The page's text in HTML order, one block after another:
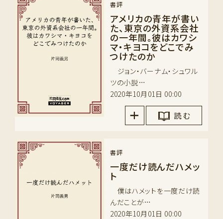
書評
アメリカの青年が書い
た、東京の外資系会社
の一年間。彼はカワシ
マ・キヨコをどこでみ
つけたのか
ジョン・バーナム・シュワル
ツの小説…
2020年10月01日 00:00
読 む
書評
一度だけ読んだハメッ
ト
僕はハメットを一度だけ読
んだことが…
2020年10月01日 00:00